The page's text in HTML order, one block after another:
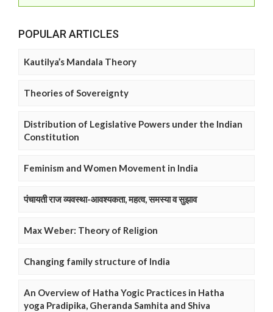
POPULAR ARTICLES
Kautilya’s Mandala Theory
Theories of Sovereignty
Distribution of Legislative Powers under the Indian
Constitution
Feminism and Women Movement in India
पंचायती राज व्यवस्था-आवश्यकता, महत्व, समस्या व सुझाव
Max Weber: Theory of Religion
Changing family structure of India
An Overview of Hatha Yogic Practices in Hatha
yoga Pradipika, Gheranda Samhita and Shiva